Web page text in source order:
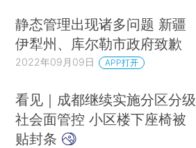
静态管理出现诸多问题 新疆
伊犁州、库尔勒市政府致歉
2022年09月09日 APP打开
看见｜成都继续实施分区分级
社会面管控 小区楼下座椅被
贴封条